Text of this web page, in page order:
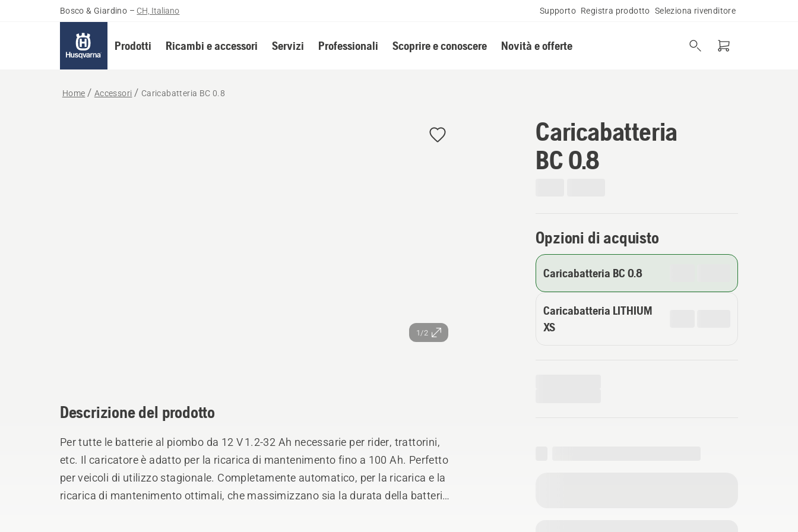
Bosco & Giardino – CH, Italiano Supporto Registra prodotto Seleziona rivenditore
Prodotti Ricambi e accessori Servizi Professionali Scoprire e conoscere Novità e offerte
Home Accessori Caricabatteria BC 0.8
1/2
Caricabatteria
BC 0.8
Opzioni di acquisto
Caricabatteria BC 0.8
Caricabatteria LITHIUM
XS
Descrizione del prodotto
Per tutte le batterie al piombo da 12 V 1.2-32 Ah necessarie per rider, trattorini,
etc. Il caricatore è adatto per la ricarica di mantenimento fino a 100 Ah. Perfetto
per veicoli di utilizzo stagionale. Completamente automatico, per la ricarica e la
ricarica di mantenimento ottimali, che massimizzano sia la durata della batteria